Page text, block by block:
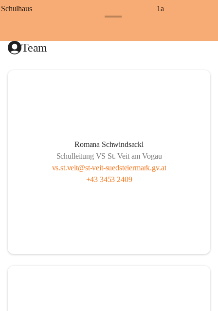
Schulhaus 1a
Team
Romana Schwindsackl
Schulleitung VS St. Veit am Vogau
vs.st.veit@st-veit-suedsteiermark.gv.at
+43 3453 2409